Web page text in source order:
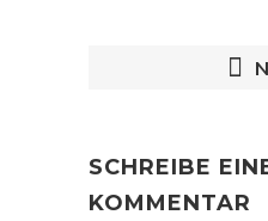
SCHREIBE
KOMMENTAR